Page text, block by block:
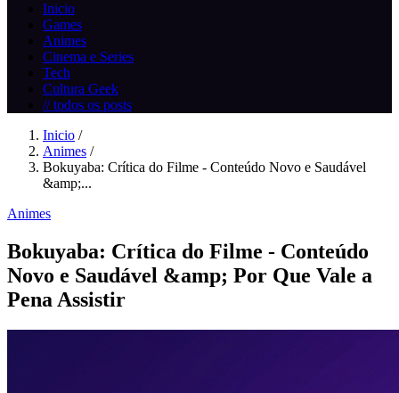
Inicio
Games
Animes
Cinema e Series
Tech
Cultura Geek
// todos os posts
Inicio /
Animes /
Bokuyaba: Crítica do Filme - Conteúdo Novo e Saudável
&amp;...
Animes
Bokuyaba: Crítica do Filme - Conteúdo
Novo e Saudável &amp; Por Que Vale a
Pena Assistir